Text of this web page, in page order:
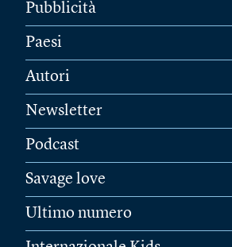
Pubblicità
Paesi
Autori
Newsletter
Podcast
Savage love
Ultimo numero